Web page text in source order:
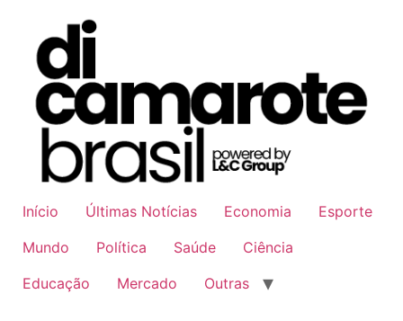
conteúdo
Início Últimas Notícias Economia
Esporte
Mundo
Política Saúde
Ciência
Educação
Mercado Outras